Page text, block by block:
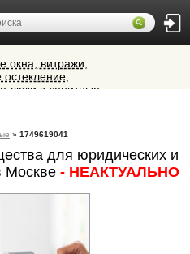
витражи,
люки и зенитные
КазВетСнаб
выбор
» 1749619041
для юридических и
Москве - НЕАКТУАЛЬНО